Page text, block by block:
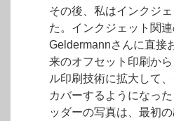
その後、私はインクジ
た。インクジェット関
Geldermannさんに直接
来のオフセット印刷か
ル印刷技術に拡大して
カバーするようになっ
ッダーの写真は、最初